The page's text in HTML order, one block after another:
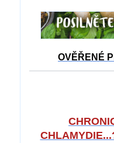
OVĚŘENÉ